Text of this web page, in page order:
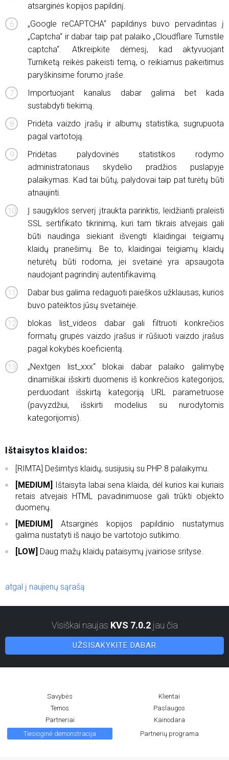
atsarginės kopijos papildinį.
„Google reCAPTCHA“ papildinys buvo pervadintas į
„Captcha“ ir dabar taip pat palaiko „Cloudflare Turnstile
captcha“. Atkreipkite dėmesį, kad aktyvuojant
Turniketą reikės pakeisti temą, o reikiamus pakeitimus
paryškinsime forumo įraše.
Importuojant kanalus dabar galima bet kada
sustabdyti tiekimą.
Pridėta vaizdo įrašų ir albumų statistika, sugrupuota
pagal vartotoją.
Pridėtas palydovinės statistikos rodymo
administratoriaus skydelio pradžios puslapyje
palaikymas. Kad tai būtų, palydovai taip pat turėtų būti
atnaujinti.
Į saugyklos serverį įtraukta parinktis, leidžianti praleisti
SSL sertifikato tikrinimą, kuri tam tikrais atvejais gali
būti naudinga siekiant išvengti klaidingai teigiamų
klaidų pranešimų. Be to, klaidingai teigiamų klaidų
neturėtų būti rodoma, jei svetainė yra apsaugota
naudojant pagrindinį autentifikavimą.
Dabar bus galima redaguoti paieškos užklausas, kurios
buvo pateiktos jūsų svetainėje.
blokas list_videos dabar gali filtruoti konkrečios
formatų grupės vaizdo įrašus ir rūšiuoti vaizdo įrašus
pagal kokybės koeficientą.
„Nextgen list_xxx“ blokai dabar palaiko galimybę
dinamiškai išskirti duomenis iš konkrečios kategorijos,
perduodant išskirtą kategoriją URL parametruose
(pavyzdžiui, išskirti modelius su nurodytomis
kategorijomis).
Ištaisytos klaidos:
[RIMTA] Dešimtys klaidų, susijusių su PHP 8 palaikymu.
[MEDIUM] Ištaisyta labai sena klaida, dėl kurios kai kuriais
retais atvejais HTML pavadinimuose gali trūkti objekto
duomenų.
[MEDIUM]
Atsarginės kopijos papildinio nustatymus
galima nustatyti iš naujo be vartotojo sutikimo.
[LOW] Daug mažų klaidų pataisymų įvairiose srityse.
atgal į naujienų sąrašą
Visiškai naujas KVS 7.0.2jau čia
UŽSISAKYKITE DABAR
Savybės
Klientai
Temos
Paslaugos
Partneriai
Kainodara
Tiesioginė demonstracija
Partnerių programa